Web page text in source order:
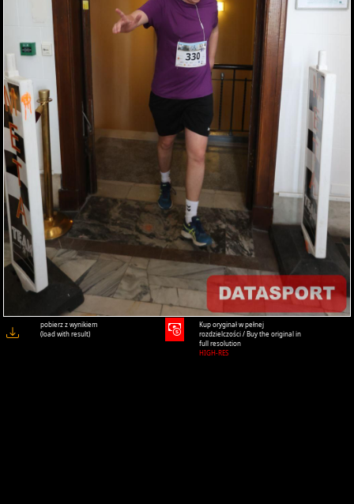
pobierz z wynikiem
(load with result)
Kup oryginał w pełnej
rozdzielczości / Buy the original in
full resolution
HIGH-RES